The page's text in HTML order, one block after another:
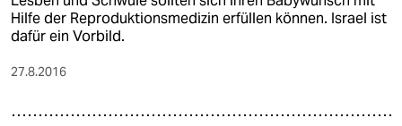
Hilfe der Reproduktionsmedizin erfüllen können. Israel ist
dafür ein Vorbild.
27.8.2016